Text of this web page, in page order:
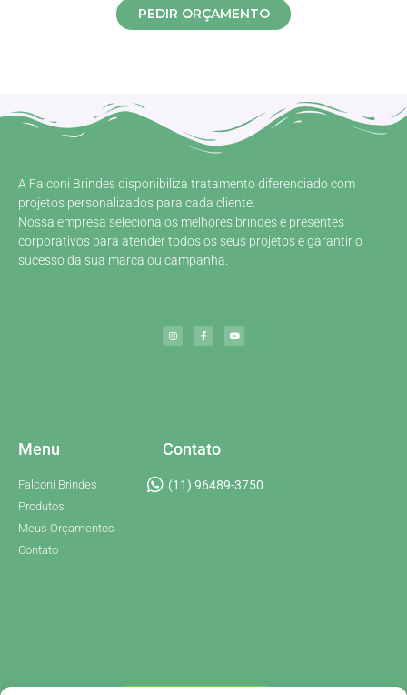
PEDIR ORÇAMENTO
A Falconi Brindes disponibiliza tratamento diferenciado com
projetos personalizados para cada cliente.
Nossa empresa seleciona os melhores brindes e presentes
corporativos para atender todos os seus projetos e garantir o
sucesso da sua marca ou campanha.
Menu
Falconi Brindes
Produtos
Meus Orçamentos
Contato
Contato
(11) 96489-3750